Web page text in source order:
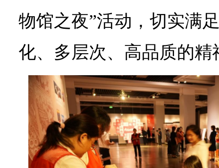
物馆之夜”活动，切实满
化、多层次、高品质的精